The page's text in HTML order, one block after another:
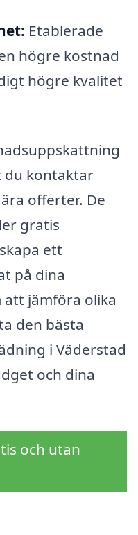
Etablerade
högre kostnad
högre kvalitet
du kontaktar
offerter. De
gratis
ett
på dina
att jämföra olika
den bästa
i Väderstad
och dina
och utan